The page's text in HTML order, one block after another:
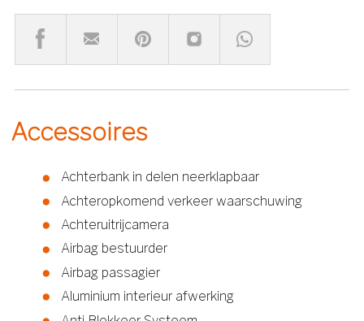
Accessoires
Achterbank in delen neerklapbaar
Achteropkomend verkeer waarschuwing
Achteruitrijcamera
Airbag bestuurder
Airbag passagier
Aluminium interieur afwerking